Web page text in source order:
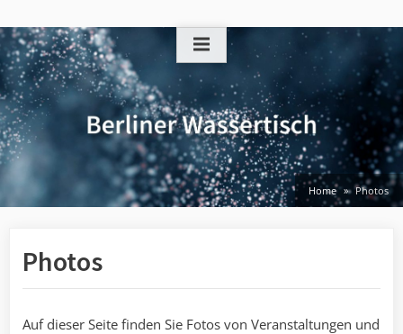
to
content
Home Photos
Photos
Auf dieser Seite finden Sie Fotos von Veranstaltungen und